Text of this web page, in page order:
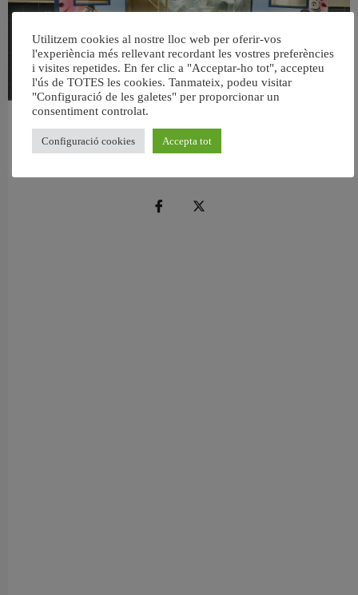
les aules
5 agost, 2026
Utilitzem cookies al nostre lloc web per oferir-vos
l'experiència més rellevant recordant les vostres preferències
i visites repetides. En fer clic a "Acceptar-ho tot", accepteu
l'ús de TOTES les cookies. Tanmateix, podeu visitar
"Configuració de les galetes" per proporcionar un
consentiment controlat.
Configuració cookies Accepta tot